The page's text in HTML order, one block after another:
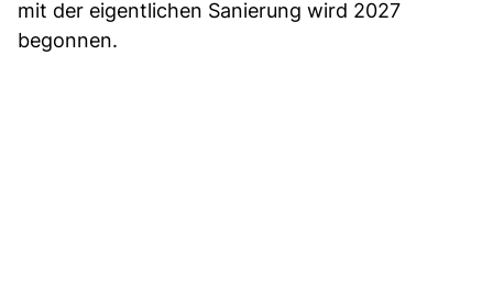
mit der eigentlichen Sanierung wird 2027
begonnen.